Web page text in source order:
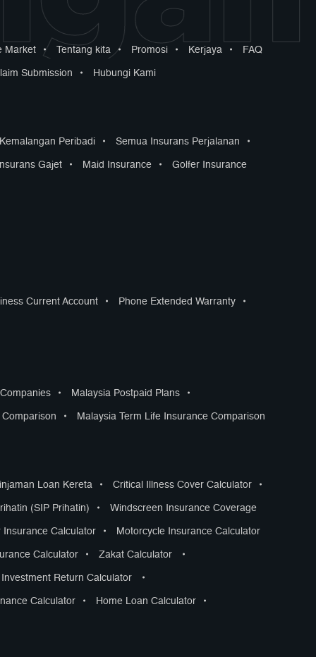
Market • Tentang kita • Promosi • Kerjaya • FAQ
Submission • Hubungi Kami
Peribadi • Semua Insurans Perjalanan •
Gajet • Maid Insurance • Golfer Insurance
Current Account • Phone Extended Warranty •
• Malaysia Postpaid Plans •
• Malaysia Term Life Insurance Comparison
Loan Kereta • Critical Illness Cover Calculator •
(SIP Prihatin) • Windscreen Insurance Coverage
Insurance Calculator • Motorcycle Insurance Calculator
Calculator • Zakat Calculator •
Investment Return Calculator •
Calculator • Home Loan Calculator •